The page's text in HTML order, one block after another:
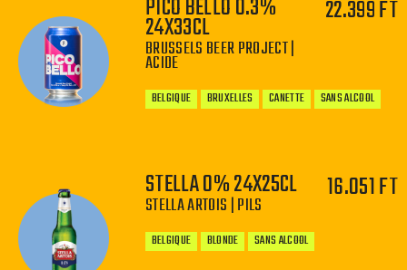
− +
PICO BELLO 0.3%
24X33CL
BRUSSELS BEER PROJECT |
ACIDE
22.399 FT
BELGIQUE BRUXELLES CANETTE SANS ALCOOL
STELLA 0% 24X25CL
STELLA ARTOIS | PILS
16.051 FT
BELGIQUE BLONDE SANS ALCOOL